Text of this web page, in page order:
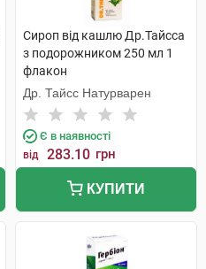
Сироп від кашлю Др.Тайсса
з подорожником 250 мл 1
флакон
Др. Тайсс Натурварен
Є в наявності
від 283.10 грн
КУПИТИ